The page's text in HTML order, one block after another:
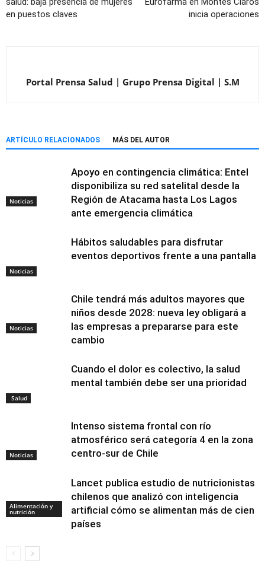
en puestos claves
inicia operaciones
Portal Prensa Salud | Grupo Prensa Digital | S.M
ARTÍCULO RELACIONADOS MÁS DEL AUTOR
Noticias
Apoyo en contingencia climática: Entel
disponibiliza su red satelital desde la
Región de Atacama hasta Los Lagos
ante emergencia climática
Noticias
Hábitos saludables para disfrutar
eventos deportivos frente a una pantalla
Noticias
Chile tendrá más adultos mayores que
niños desde 2028: nueva ley obligará a
las empresas a prepararse para este
cambio
Salud
Cuando el dolor es colectivo, la salud
mental también debe ser una prioridad
Noticias
Intenso sistema frontal con río
atmosférico será categoría 4 en la zona
centro-sur de Chile
Alimentación y
nutrición
Lancet publica estudio de nutricionistas
chilenos que analizó con inteligencia
artificial cómo se alimentan más de cien
países